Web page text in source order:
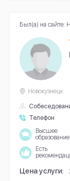
Телефон
Новокузнецк
Высшее
образование
Есть
Цена услуги:
Был(а) на сайте: